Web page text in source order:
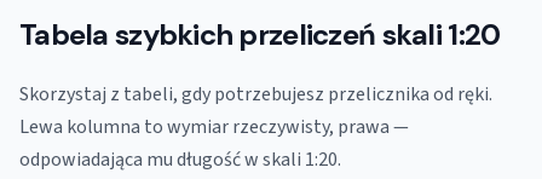
Tabela szybkich przeliczeń skali 1:20
Skorzystaj z tabeli, gdy potrzebujesz przelicznika od ręki.
Lewa kolumna to wymiar rzeczywisty, prawa —
odpowiadająca mu długość w skali 1:20.